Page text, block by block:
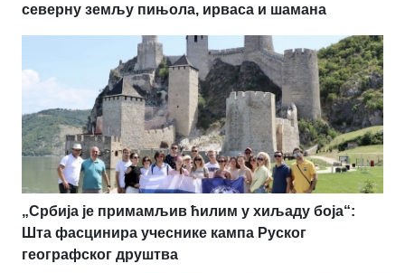
северну земљу пињола, ирваса и шамана
„Србија је примамљив ћилим у хиљаду боја“:
Шта фасцинира учеснике кампа Руског
географског друштва